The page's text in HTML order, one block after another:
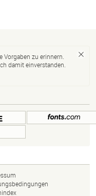
Vorgaben zu erinnern.
damit einverstanden.